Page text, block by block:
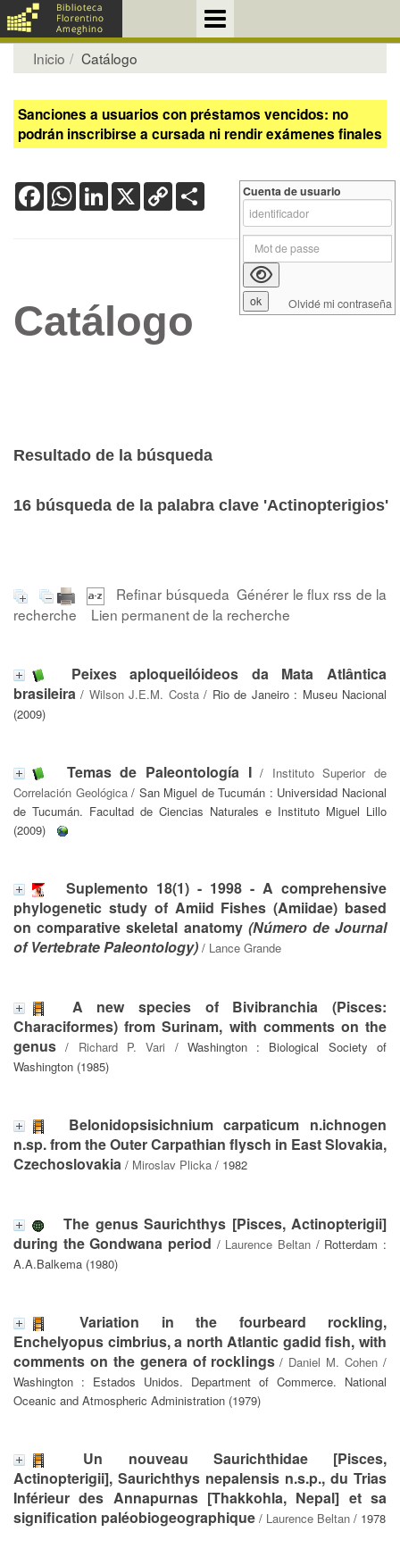
Inicio Catálogo
Sanciones a usuarios con préstamos vencidos: no
podrán inscribirse a cursada ni rendir exámenes finales
FacebookWhatsApp
LinkedIn
X Copy
Link
Catálogo
Resultado de la búsqueda
16 búsqueda de la palabra clave 'Actinopterigios'
Refinar búsqueda Générer le flux rss de la
recherche
Lien permanent de la recherche
Peixes aploqueilóideos da Mata Atlântica
brasileira / Wilson J.E.M. Costa/ Rio de Janeiro : Museu Nacional
(2009)
Temas de Paleontología I/ Instituto Superior de
Correlación Geológica/ San Miguel de Tucumán : Universidad Nacional
de Tucumán. Facultad de Ciencias Naturales e Instituto Miguel Lillo
(2009)
Suplemento 18(1) - 1998 - A comprehensive
phylogenetic study of Amiid Fishes (Amiidae) based
on comparative skeletal anatomy(Número de Journal
of Vertebrate Paleontology) / Lance Grande
A new species of Bivibranchia (Pisces:
Characiformes) from Surinam, with comments on the
genus / Richard P. Vari / Washington : Biological Society of
Washington (1985)
Belonidopsisichnium carpaticum n.ichnogen
n.sp. from the Outer Carpathian flysch in East Slovakia,
Czechoslovakia / Miroslav Plicka / 1982
The genus Saurichthys [Pisces, Actinopterigii]
during the Gondwana period / Laurence Beltan / Rotterdam :
A.A.Balkema (1980)
Variation in the fourbeard rockling,
Enchelyopus cimbrius, a north Atlantic gadid fish, with
comments on the genera of rocklings/ Daniel M. Cohen /
Washington : Estados Unidos. Department of Commerce. National
Oceanic and Atmospheric Administration (1979)
Un nouveau Saurichthidae [Pisces,
Actinopterigii], Saurichthys nepalensis n.s.p., du Trias
Inférieur des Annapurnas [Thakkohla, Nepal] et sa
signification paléobiogeographique / Laurence Beltan / 1978
Cuenta de usuario
Olvidé mi contraseña